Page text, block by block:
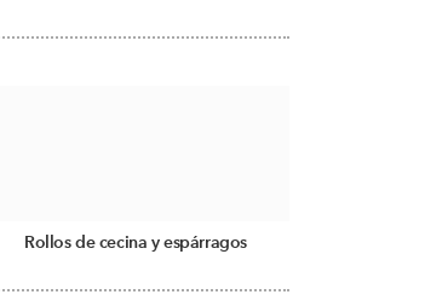
Rollos de cecina y espárragos